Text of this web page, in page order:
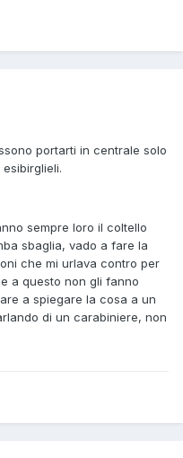
portarti in centrale solo
sempre loro il coltello
sbaglia, vado a fare la
che mi urlava contro per
a questo non gli fanno
a spiegare la cosa a un
di un carabiniere, non